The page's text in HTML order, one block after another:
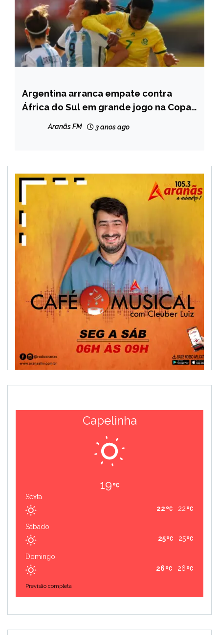
ESPORTES
Argentina arranca empate contra
África do Sul em grande jogo na Copa
Aranãs FM 3 anos ago
Capelinha
19
Sexta
22
22
Sábado
25
25
Domingo
26
26
Previsão completa